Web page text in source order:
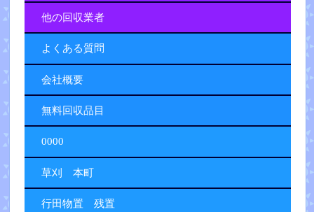
他の回収業者
よくある質問
会社概要
無料回収品目
0000
草刈 本町
行田物置 残置